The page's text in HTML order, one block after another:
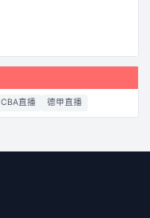
CBA直播 德甲直播